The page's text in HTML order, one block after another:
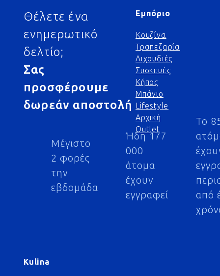
Θέλετε ένα
ενημερωτικό
δελτίο;
Σας
προσφέρουμε
δωρεάν αποστολή
Μέγιστο
2 φορές
την
εβδομάδα
Ήδη 177
000
άτομα
έχουν
εγγραφεί
Το
από
Εμπόριο
Κουζίνα
Τραπεζαρία
Λιχουδιές
Συσκευές
Κήπος
Μπάνιο
Lifestyle
Αρχική
Outlet
Kulina